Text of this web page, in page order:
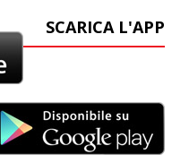
SCARICA L'APP